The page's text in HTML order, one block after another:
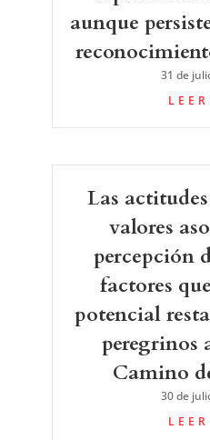
aunque
31 de
Las
valores
percepción
factores
potencial
peregrinos
Camino
30 de